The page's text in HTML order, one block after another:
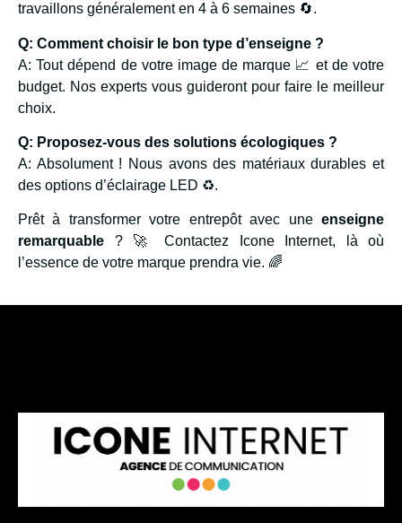
travaillons généralement en 4 à 6 semaines 🔄.
Q: Comment choisir le bon type d’enseigne ?
A: Tout dépend de votre image de marque 📈 et de votre
budget. Nos experts vous guideront pour faire le meilleur
choix.
Q: Proposez-vous des solutions écologiques ?
A: Absolument ! Nous avons des matériaux durables et
des options d’éclairage LED ♻️.
Prêt à transformer votre entrepôt avec une enseigne
remarquable ? 🚀 Contactez Icone Internet, là où
l’essence de votre marque prendra vie. 🌈